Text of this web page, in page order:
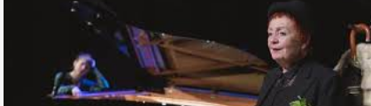
Lire la vidéo